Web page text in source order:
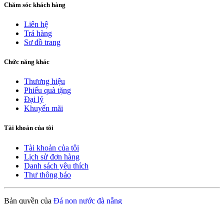
Chăm sóc khách hàng
Liên hệ
Trả hàng
Sơ đồ trang
Chức năng khác
Thương hiệu
Phiếu quà tặng
Đại lý
Khuyến mãi
Tài khoản của tôi
Tài khoản của tôi
Lịch sử đơn hàng
Danh sách yêu thích
Thư thông báo
Bản quyền của Đá non nước đà nẵng